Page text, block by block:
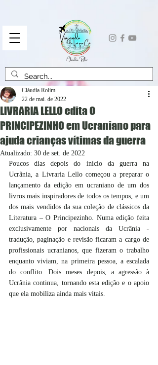
LIVRARIA LELLO edita O
PRINCIPEZINHO em Ucraniano para
ajuda crianças vítimas da guerra
Cláudia Rolim
22 de mai. de 2022
Atualizado: 30 de set. de 2022
Poucos dias depois do início da guerra na
Ucrânia, a Livraria Lello começou a preparar o
lançamento da edição em ucraniano de um dos
livros mais inspiradores de todos os tempos, e um
dos mais vendidos da sua coleção de clássicos da
Literatura – O Principezinho. Numa edição feita
exclusivamente por nacionais da Ucrânia -
tradução, paginação e revisão ficaram a cargo de
profissionais ucranianos, que fizeram o trabalho
enquanto viviam, na primeira pessoa, a escalada
do conflito. Dois meses depois, a agressão à
Ucrânia continua, tornando esta edição e o apoio
que ela mobiliza ainda mais vitais.